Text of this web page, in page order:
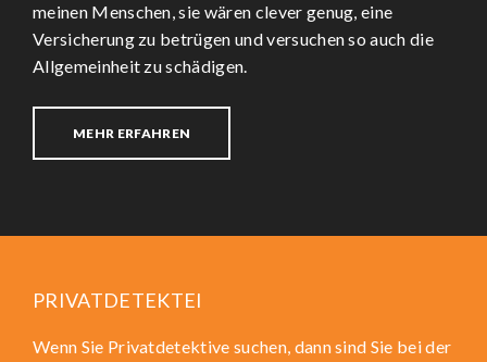
meinen Menschen, sie wären clever genug, eine
Versicherung zu betrügen und versuchen so auch die
Allgemeinheit zu schädigen.
MEHR ERFAHREN
PRIVATDETEKTEI
Wenn Sie Privatdetektive suchen, dann sind Sie bei der